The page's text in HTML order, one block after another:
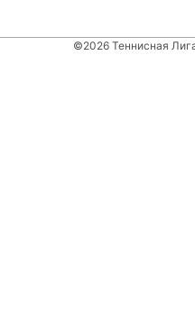
©2026 Теннисная